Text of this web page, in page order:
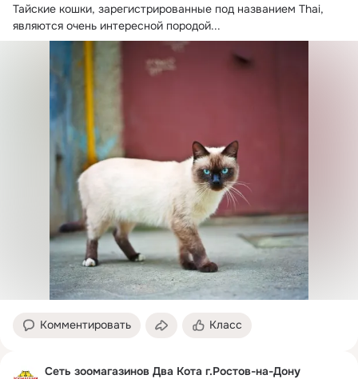
Тайские кошки, зарегистрированные под названием Thai,
являются очень интересной породой...
Комментировать Класс
Сеть зоомагазинов Два Кота г.Ростов-на-Дону